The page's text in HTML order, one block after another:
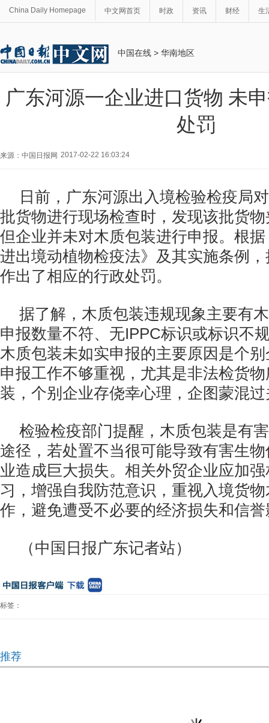
China Daily Homepage 中文网首页 时政 资讯 财经 生
中国在线 > 华南地区
广东河源一企业进口货物 未
处罚
来源：中国日报网 2017-02-22 16:03:24
日前，广东河源出入境检验检疫局
批货物进行现场检查时，发现该批货
但企业并未对木质包装进行申报。根
进出境动植物检疫法》及其实施条例
作出了相应的行政处罚。
据了解，木质包装违规现象主要有
申报数量不符、无IPPC标识或标识不
木质包装未如实申报的主要原因是个
申报工作不够重视，尤其是非法检货
装，个别企业存侥幸心理，企图蒙混
检验检疫部门提醒，木质包装是有
途径，若处置不当很可能导致有害生
业造成巨大损失。相关外贸企业应加
习，增强自我防范意识，重视入境货
作，避免遭受不必要的经济损失和信
（中国日报广东记者站）
标签：
推荐